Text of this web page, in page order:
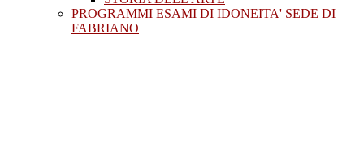
PROGRAMMI ESAMI DI IDONEITA' SEDE DI
FABRIANO